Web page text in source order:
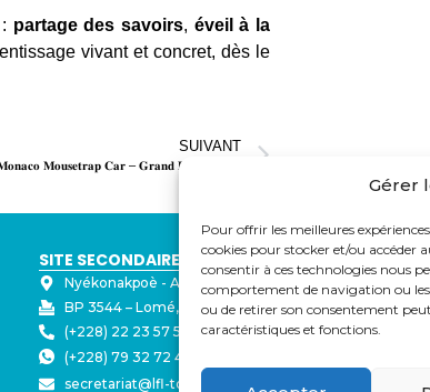
Gérer
Pour offrir les meilleures
cookies pour stocker et/ou accéder
consentir à ces technologies nous
comportement de navigation ou les
ou de retirer son consentement
caractéristiques et fonctions.
partage des savoirs, éveil à la
vivant et concret, dès le
SUIVANT
𝐌𝐨𝐮𝐬𝐞𝐭𝐫𝐚𝐩 𝐂𝐚𝐫 – 𝐆𝐫𝐚𝐧𝐝 𝐏𝐫𝐢𝐱 𝟐𝟎𝟐𝟓 »
SITE SECONDAIRE
Nyékonakpoè - ⁠Ave Joseph Strauss
BP 3544 – Lomé, Togo
(+228) 22 23 57 50
(+228) 79 32 72 43
secretariat@lfl-togo.org
LIENS
Eduka
Pronote
Webmail